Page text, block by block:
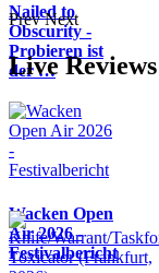
Nailed to
Obscurity -
Probieren ist
der …
Prev Next
Live Reviews
Wacken Open
Air 2026 -
Festivalbericht